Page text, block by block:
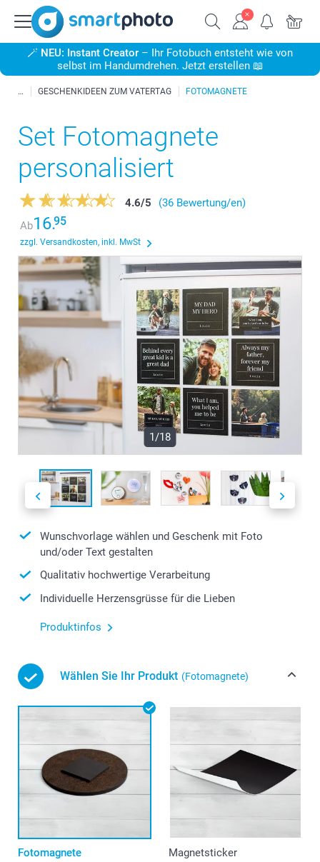
🪄 NEU: Instant Creator – Ihr Fotobuch entsteht wie von
selbst im Handumdrehen. Jetzt erstellen 📖
GESCHENKIDEEN ZUM VATERTAG FOTOMAGNETE
Set Fotomagnete
personalisiert
4.6/5
(36 Bewertung/en)
Ab16.95
zzgl. Versandkosten, inkl. MwSt
1/18
Wunschvorlage wählen und Geschenk mit Foto
und/oder Text gestalten
Qualitativ hochwertige Verarbeitung
Individuelle Herzensgrüsse für die Lieben
Produktinfos
Wählen Sie Ihr Produkt (Fotomagnete)
Fotomagnete Magnetsticker